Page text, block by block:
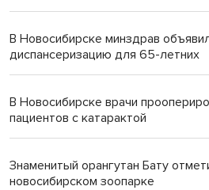
В Новосибирске минздрав
диспансеризацию для 65-летних
В Новосибирске врачи
пациентов с катарактой
Знаменитый орангутан Бату
новосибирском зоопарке